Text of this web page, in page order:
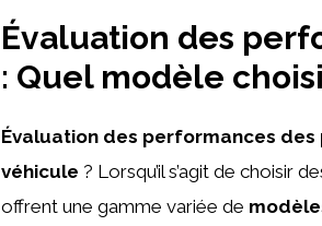
Évaluation des
: Quel modèle
Évaluation des performances des
véhicule ? Lorsqu’il s’agit de choisir
offrent une gamme variée de